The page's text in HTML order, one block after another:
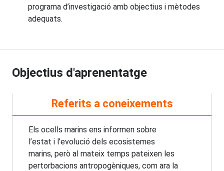
programa d’investigació amb objectius i mètodes
adequats.
Objectius d'aprenentatge
Referits a coneixements
Els ocells marins ens informen sobre
l’estat i l’evolució dels ecosistemes
marins, però al mateix temps pateixen les
pertorbacions antropogèniques, com ara la